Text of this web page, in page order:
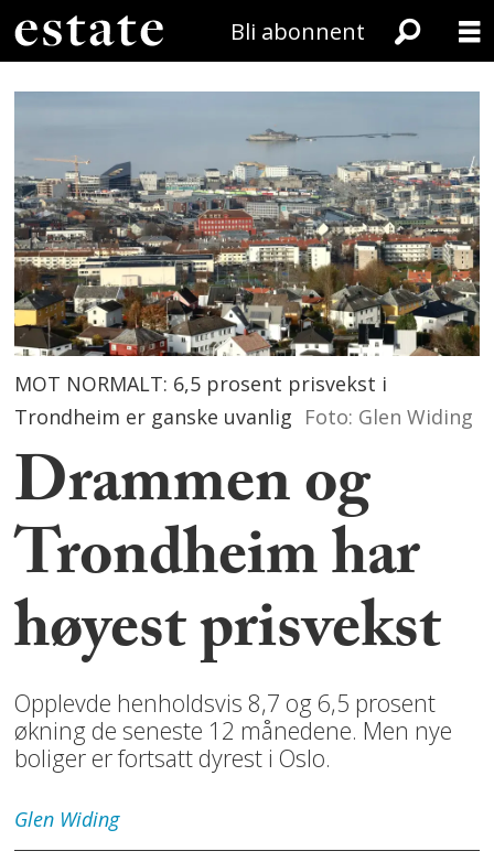
Bli abonnent
MOT NORMALT: 6,5 prosent prisvekst i
Trondheim er ganske uvanlig Foto: Glen Widing
Drammen og
Trondheim har
høyest prisvekst
Opplevde henholdsvis 8,7 og 6,5 prosent
økning de seneste 12 månedene. Men nye
boliger er fortsatt dyrest i Oslo.
Glen Widing